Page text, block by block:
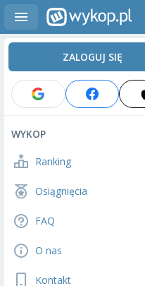
ZALOGUJ SIĘ
WYKOP
Ranking
Osiągnięcia
FAQ
O nas
Kontakt